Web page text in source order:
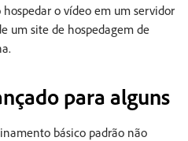
o vídeo em um servidor
um site de hospedagem de
para alguns
básico padrão não